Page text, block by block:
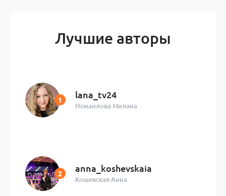
Лучшие авторы
lana_tv24
Исмаилова Милана
anna_koshevskaia
Кошевская Анна